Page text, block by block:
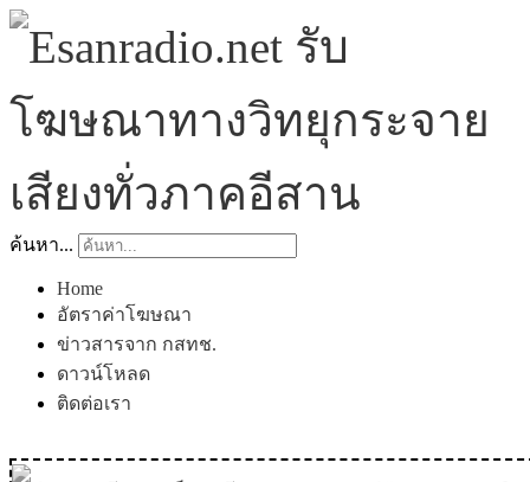
ค้นหา...
Home
อัตราค่าโฆษณา
ข่าวสารจาก กสทช.
ดาวน์โหลด
ติดต่อเรา